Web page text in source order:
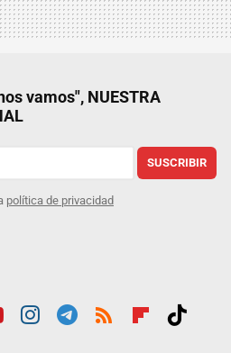
vamos", NUESTRA
SUSCRIBIR
política de privacidad